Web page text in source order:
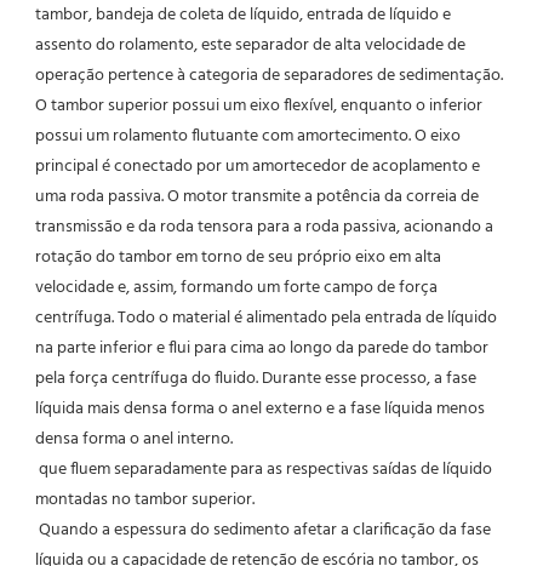
tambor, bandeja de coleta de líquido, entrada de líquido e
assento do rolamento, este separador de alta velocidade de
operação pertence à categoria de separadores de sedimentação.
O tambor superior possui um eixo flexível, enquanto o inferior
possui um rolamento flutuante com amortecimento. O eixo
principal é conectado por um amortecedor de acoplamento e
uma roda passiva. O motor transmite a potência da correia de
transmissão e da roda tensora para a roda passiva, acionando a
rotação do tambor em torno de seu próprio eixo em alta
velocidade e, assim, formando um forte campo de força
centrífuga. Todo o material é alimentado pela entrada de líquido
na parte inferior e flui para cima ao longo da parede do tambor
pela força centrífuga do fluido. Durante esse processo, a fase
líquida mais densa forma o anel externo e a fase líquida menos
densa forma o anel interno.
montadas no tambor superior.